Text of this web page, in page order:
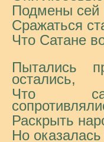
Подмены сей
Сражаться
Что Сатане
Пытались
остались,
Что
Раскрыть
Но